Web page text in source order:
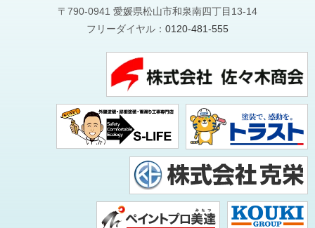
〒790-0941 愛媛県松山市和泉南四丁目13-14
フリーダイヤル： 0120-481-555